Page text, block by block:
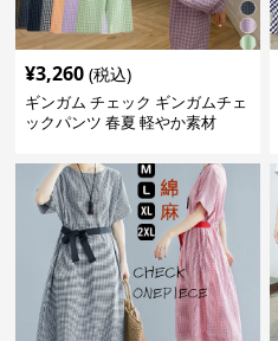
¥3,260 (税込)
ギンガム チェック ギンガムチェ
ックパンツ 春夏 軽やか素材